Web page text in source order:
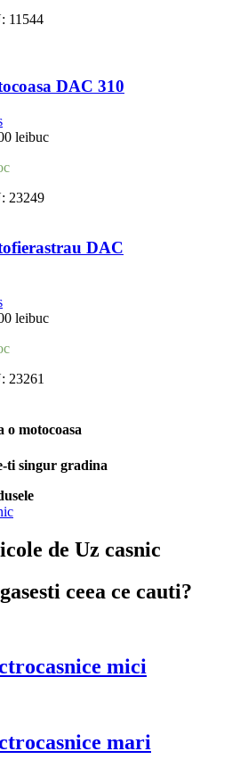
11544
DAC 310
leibuc
23249
DAC
leibuc
23261
o motocoasa
ti singur gradina
de Uz casnic
ceea ce cauti?
mici
mari